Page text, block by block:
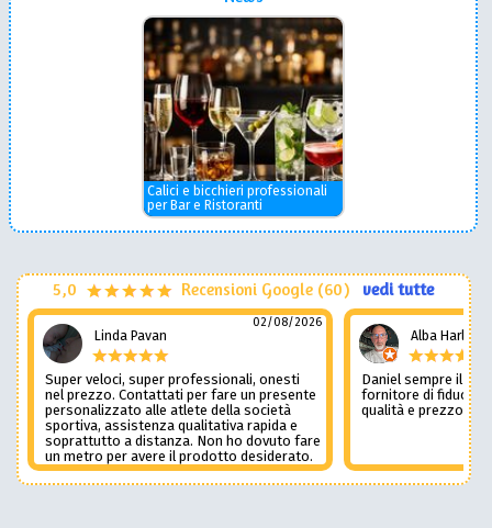
Calici e bicchieri professionali
per Bar e Ristoranti
5,0 Recensioni Google (60) vedi tutte
Linda Pavan
02/08/2026
Super veloci, super professionali, onesti
nel prezzo. Contattati per fare un presente
personalizzato alle atlete della società
sportiva, assistenza qualitativa rapida e
soprattutto a distanza. Non ho dovuto fare
un metro per avere il prodotto desiderato.
Una assistenza del genere è rara e
preziosa. Credo li contatterò ancora in
Alba Harley
Daniel sempre il
fornitore di fiducia
qualità e prezzo